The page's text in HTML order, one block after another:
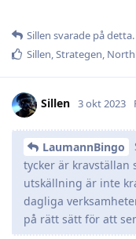
Sillen svarade på detta.
Sillen,Strategen,
Sillen 3 okt 2023
LaumannBingo
tycker är kravställan
utskällning är inte
dagliga
på rätt sätt för att